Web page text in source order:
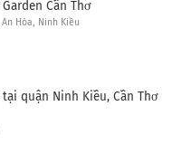
Cần Thơ
Hòa, Ninh Kiều
quận Ninh Kiều, Cần Thơ